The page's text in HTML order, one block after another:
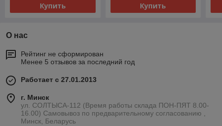
Купить Купить
О нас
Рейтинг не сформирован
Менее 5 отзывов за последний год
Работает с 27.01.2013
г. Минск
ул. СОЛТЫСА-112 (Время работы склада ПОН-ПЯТ 8.00-
16.00) Самовывоз по предварительному согласованию ,
Минск, Беларусь